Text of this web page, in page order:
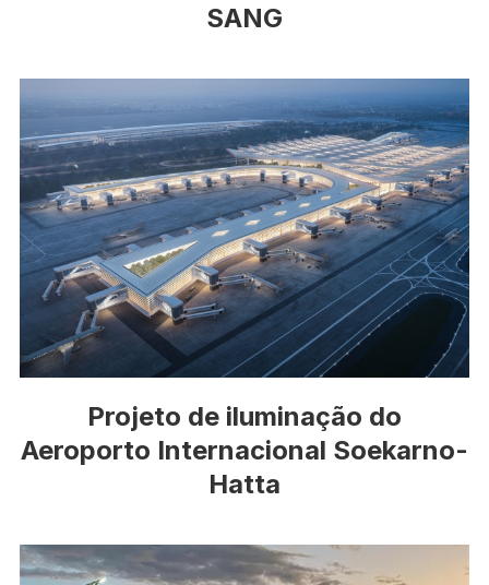
SANG
Projeto de iluminação do
Aeroporto Internacional Soekarno-
Hatta